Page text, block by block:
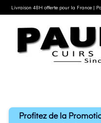
Profitez de la
Livraison 48H offerte pour la France |